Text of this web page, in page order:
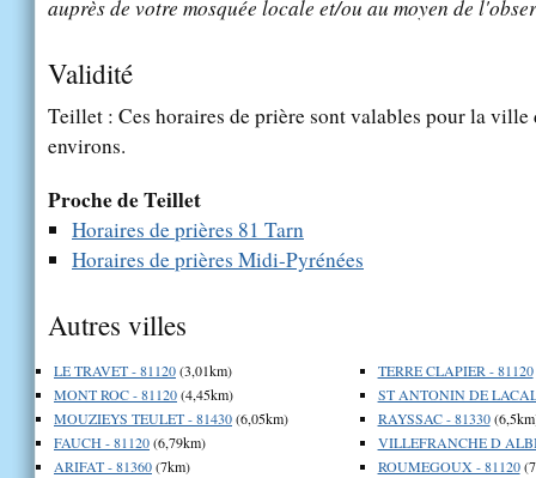
auprès de votre mosquée locale et/ou au moyen de
Validité
Teillet : Ces horaires de prière sont valables pour la
environs.
Proche de Teillet
Horaires de prières 81 Tarn
Horaires de prières Midi-Pyrénées
Autres villes
LE TRAVET - 81120(3,01km)
MONT ROC - 81120(4,45km)
MOUZIEYS TEULET - 81430(6,05km)
FAUCH - 81120(6,79km)
ARIFAT - 81360(7km)
TERRE CLAPIER - 81120
ST ANTONIN DE
RAYSSAC - 81330
VILLEFRANCHE D
ROUMEGOUX - 81120